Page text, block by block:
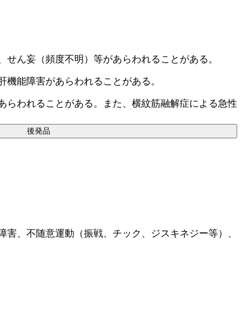
ん妄（頻度不明）等があらわれることがある。
能障害があらわれることがある。
われることがある。また、横紋筋融解症による急性
、不随意運動（振戦、チック、ジスキネジー等）、
後発品